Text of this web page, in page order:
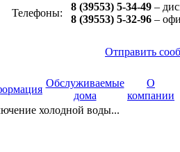
Телефоны:
8 (39553) 5-34-49 –
8 (39553) 5-32-96 –
Отправить
Обслуживаемые
дома
О
компании
холодной воды...